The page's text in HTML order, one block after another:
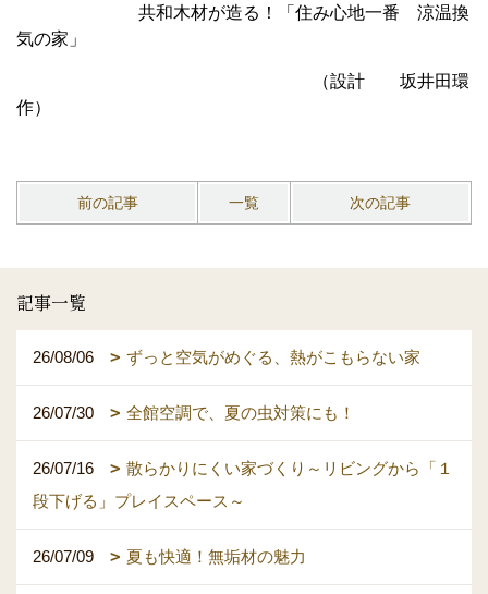
共和木材が造る！「住み心地一番 涼温換
気の家」
（設計 坂井田環
作）
前の記事 一覧 次の記事
記事一覧
26/08/06 ずっと空気がめぐる、熱がこもらない家
26/07/30 全館空調で、夏の虫対策にも！
26/07/16
散らかりにくい家づくり～リビングから「１
段下げる」プレイスペース～
26/07/09 夏も快適！無垢材の魅力